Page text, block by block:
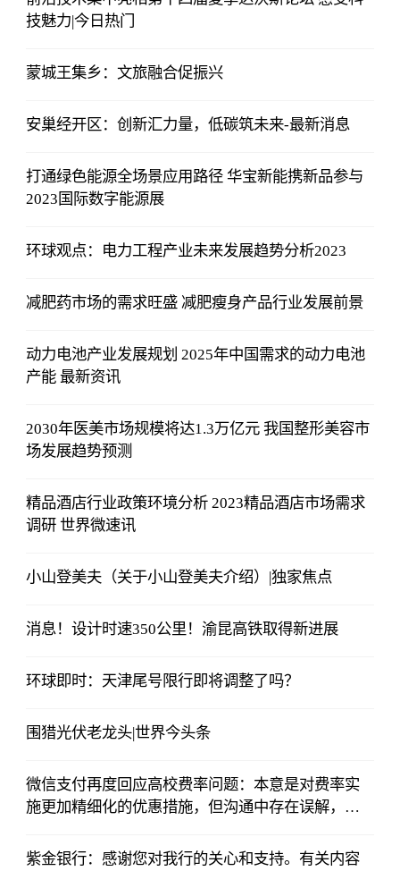
技魅力|今日热门
蒙城王集乡：文旅融合促振兴
安巢经开区：创新汇力量，低碳筑未来-最新消息
打通绿色能源全场景应用路径 华宝新能携新品参与
2023国际数字能源展
环球观点：电力工程产业未来发展趋势分析2023
减肥药市场的需求旺盛 减肥瘦身产品行业发展前景
动力电池产业发展规划 2025年中国需求的动力电池
产能 最新资讯
2030年医美市场规模将达1.3万亿元 我国整形美容市
场发展趋势预测
精品酒店行业政策环境分析 2023精品酒店市场需求
调研 世界微速讯
小山登美夫（关于小山登美夫介绍）|独家焦点
消息！设计时速350公里！渝昆高铁取得新进展
环球即时：天津尾号限行即将调整了吗？
围猎光伏老龙头|世界今头条
微信支付再度回应高校费率问题：本意是对费率实
施更加精细化的优惠措施，但沟通中存在误解，对
紫金银行：感谢您对我行的关心和支持。有关内容